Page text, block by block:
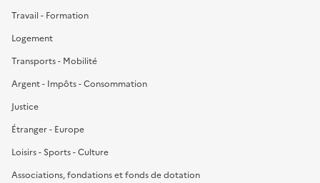
Travail - Formation
Logement
Transports - Mobilité
Argent - Impôts - Consommation
Justice
Étranger - Europe
Loisirs - Sports - Culture
Associations, fondations et fonds de dotation